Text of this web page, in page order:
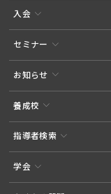
入会
セミナー
お知らせ
養成校
指導者検索
学会